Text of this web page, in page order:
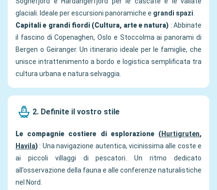
glaciali. Ideale per escursioni panoramiche e grandi spazi.
Capitali e grandi fiordi (Cultura, arte e natura) : Abbinate
il fascino di Copenaghen, Oslo e Stoccolma ai panorami di
Bergen o Geiranger. Un itinerario ideale per le famiglie, che
unisce intrattenimento a bordo e logistica semplificata tra
cultura urbana e natura selvaggia.
2. Definite il vostro stile
Le compagnie costiere di esplorazione (Hurtigruten,
Havila): Una navigazione autentica, vicinissima alle coste e
ai piccoli villaggi di pescatori. Un ritmo dedicato
all’osservazione della fauna e alle conferenze naturalistiche
nel Nord.